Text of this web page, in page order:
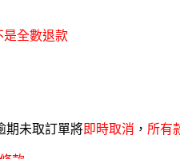
是全數退款
期未取訂單將即時取消 ， 所有